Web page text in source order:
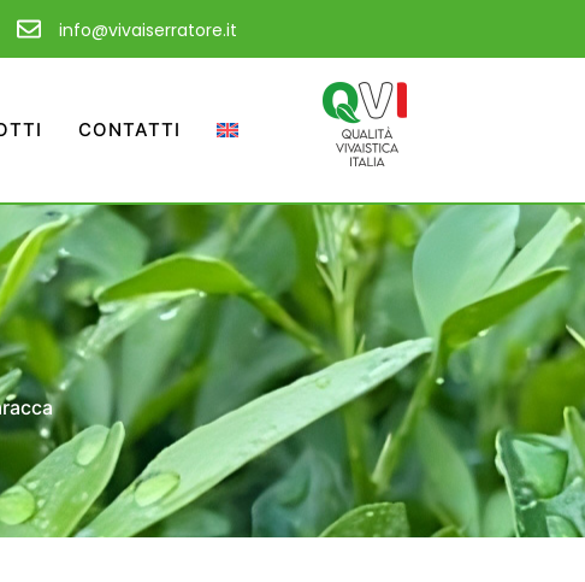
info@vivaiserratore.it
CONTATTI